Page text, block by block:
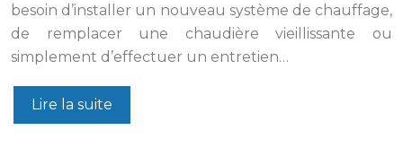
besoin d’installer un nouveau système de chauffage,
de remplacer une chaudière vieillissante ou
simplement d’effectuer un entretien…
Lire la suite